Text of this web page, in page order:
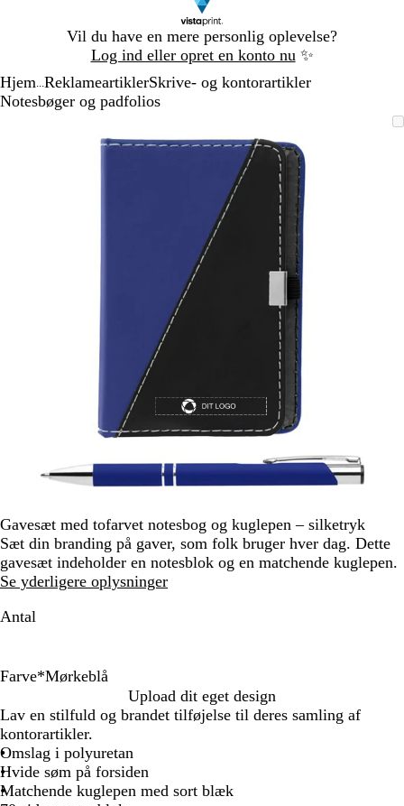
Vil du have en mere personlig oplevelse?
Log ind eller opret en konto nu ✨
1
Hjem ReklameartiklerSkrive- og kontorartikler
Notesbøger og padfolios
billede
til
minimum
for
udvide
tasterne
minus
at
zoome
piletasterne
Gavesæt med tofarvet notesbog og kuglepen – silketryk
Sæt din branding på gaver, som folk bruger hver dag. Dette
gavesæt indeholder en notesblok og en matchende kuglepen.
Se yderligere oplysninger
Antal
Farve*Mørkeblå
ø
d
ø
r
k
e
b
Upload dit eget design
Lav en stilfuld og brandet tilføjelse til deres samling af
kontorartikler.
Omslag i polyuretan
Hvide søm på forsiden
Matchende kuglepen med sort blæk